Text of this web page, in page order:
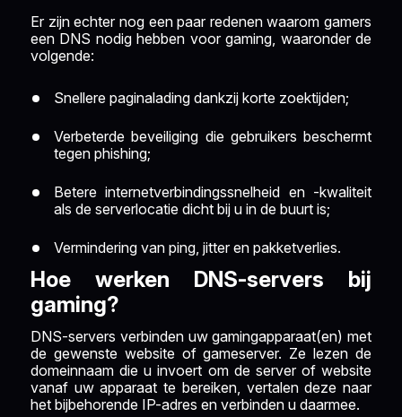
Er zijn echter nog een paar redenen waarom gamers
een DNS nodig hebben voor gaming, waaronder de
volgende:
Snellere paginalading dankzij korte zoektijden;
Verbeterde beveiliging die gebruikers beschermt
tegen phishing;
Betere internetverbindingssnelheid en -kwaliteit
als de serverlocatie dicht bij u in de buurt is;
Vermindering van ping, jitter en pakketverlies.
Hoe werken DNS-servers bij
gaming?
DNS-servers verbinden uw gamingapparaat(en) met
de gewenste website of gameserver. Ze lezen de
domeinnaam die u invoert om de server of website
vanaf uw apparaat te bereiken, vertalen deze naar
het bijbehorende IP-adres en verbinden u daarmee.